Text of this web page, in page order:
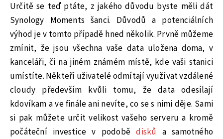
Určitě se teď ptáte, z jakého důvodu byste měli dát
Synology Moments šanci. Důvodů a potenciálních
výhod je v tomto případě hned několik. Prvně můžeme
zmínit, že jsou všechna vaše data uložena doma, v
kanceláři, či na jiném známém místě, kde vaši stanici
umístíte. Někteří uživatelé odmítají využívat vzdálené
cloudy především kvůli tomu, že data odesílají
kdovíkam a ve finále ani nevíte, co se s nimi děje. Sami
si pak můžete určit velikost vašeho serveru a kromě
počáteční investice v podobědisků a samotného